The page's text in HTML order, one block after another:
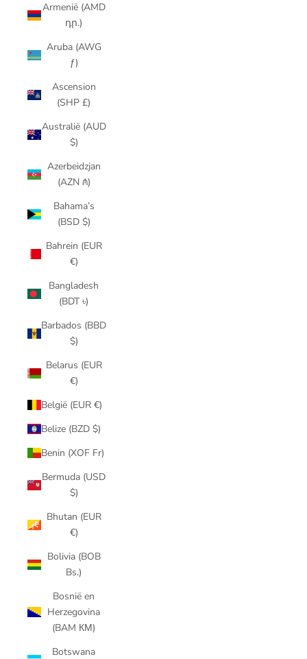
Armenië (AMD
դր.)
Aruba (AWG
ƒ)
Ascension
(SHP £)
Australië (AUD
$)
Azerbeidzjan
(AZN ₼)
Bahama’s
(BSD $)
Bahrein (EUR
€)
Bangladesh
(BDT ৳)
Barbados (BBD
$)
Belarus (EUR
€)
België (EUR €)
Belize (BZD $)
Benin (XOF Fr)
Bermuda (USD
$)
Bhutan (EUR
€)
Bolivia (BOB
Bs.)
Bosnië en
Herzegovina
(BAM КМ)
Botswana